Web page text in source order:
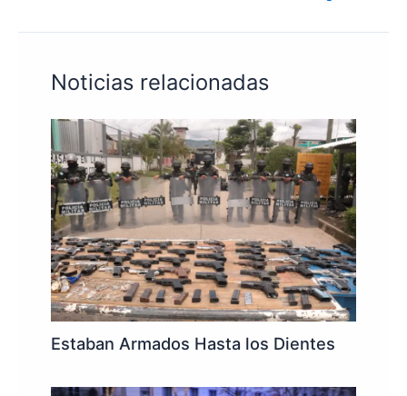
Noticias relacionadas
Estaban Armados Hasta los Dientes